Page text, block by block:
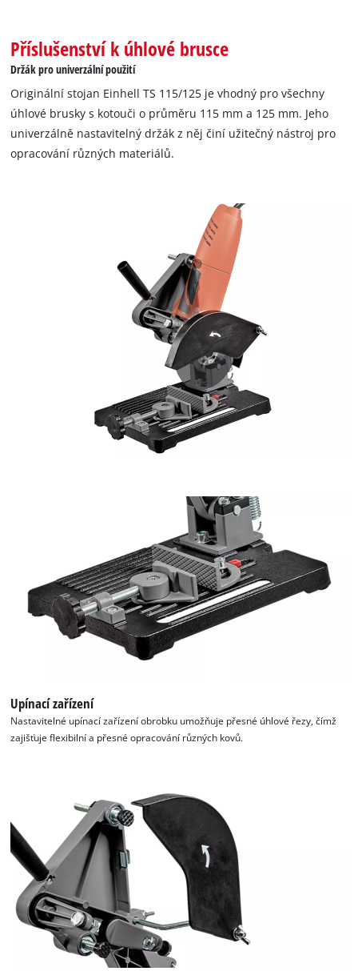
Příslušenství k úhlové brusce
Držák pro univerzální použití
Originální stojan Einhell TS 115/125 je vhodný pro všechny
úhlové brusky s kotouči o průměru 115 mm a 125 mm. Jeho
univerzálně nastavitelný držák z něj činí užitečný nástroj pro
opracování různých materiálů.
Upínací zařízení
Nastavitelné upínací zařízení obrobku umožňuje přesné úhlové řezy, čímž
zajišťuje flexibilní a přesné opracování různých kovů.